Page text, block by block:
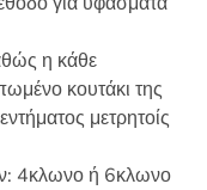
η κάθε
κουτάκι της
μετρητοίς
4κλωνο ή 6κλωνο